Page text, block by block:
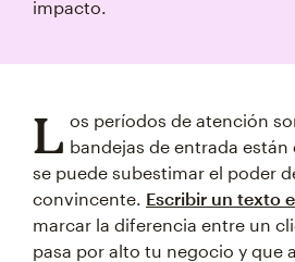
impacto.
L os períodos de atención
bandejas de entrada están
se puede subestimar el poder
convincente. Escribir un texto
marcar la diferencia entre un
pasa por alto tu negocio y que